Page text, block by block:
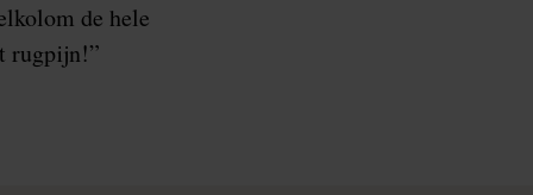
de hele
rugpijn!”